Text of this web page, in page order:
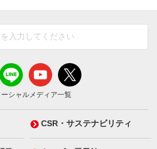
シャルメディア一覧
CSR・サステナビリティ